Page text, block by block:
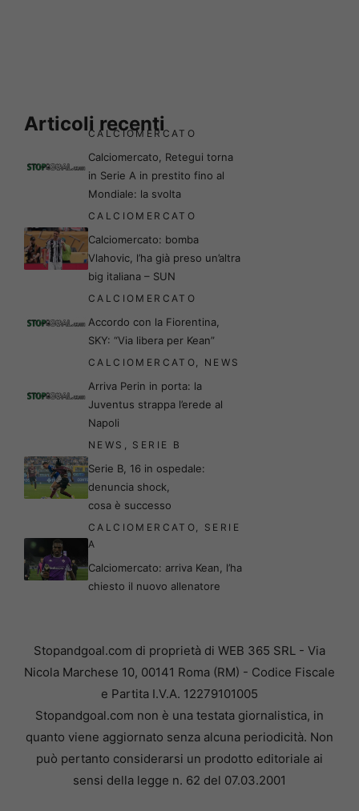
Articoli recenti
CALCIOMERCATO
Calciomercato, Retegui torna
in Serie A in prestito fino al
Mondiale: la svolta
CALCIOMERCATO
Calciomercato: bomba
Vlahovic, l’ha già preso un’altra
big italiana – SUN
CALCIOMERCATO
Accordo con la Fiorentina,
SKY: “Via libera per Kean”
CALCIOMERCATO, NEWS
Arriva Perin in porta: la
Juventus strappa l’erede al
Napoli
NEWS , SERIE B
Serie B, 16 in ospedale:
denuncia shock,
cosa è successo
CALCIOMERCATO, SERIE
A
Calciomercato: arriva Kean, l’ha
chiesto il nuovo allenatore
Stopandgoal.com di proprietà di WEB 365 SRL - Via
Nicola Marchese 10, 00141 Roma (RM) - Codice Fiscale
e Partita I.V.A. 12279101005
Stopandgoal.com non è una testata giornalistica, in
quanto viene aggiornato senza alcuna periodicità. Non
può pertanto considerarsi un prodotto editoriale ai
sensi della legge n. 62 del 07.03.2001